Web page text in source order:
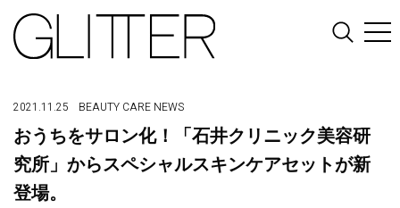
2021.11.25 BEAUTY CARE NEWS
おうちをサロン化！「石井クリニック美容研
究所」からスペシャルスキンケアセットが新
登場。